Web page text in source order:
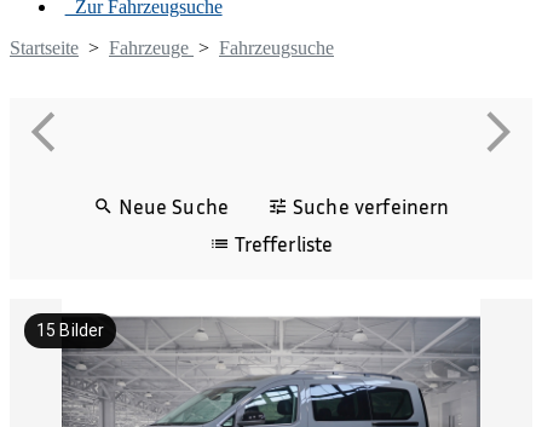
Zur Fahrzeugsuche
Startseite > Fahrzeuge > Fahrzeugsuche
Neue Suche
Suche verfeinern
Trefferliste
15 Bilder